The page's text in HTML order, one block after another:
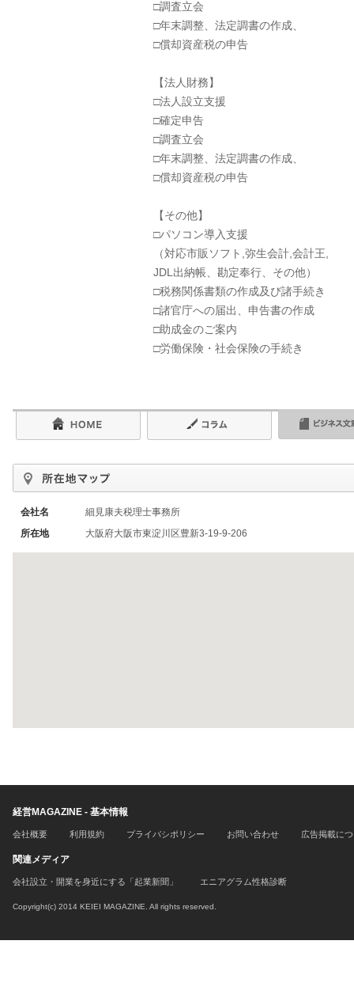
□調査立会
□年末調整、法定調書の作成、
□償却資産税の申告
【法人財務】
□法人設立支援
□確定申告
□調査立会
□年末調整、法定調書の作成、
□償却資産税の申告
【その他】
□パソコン導入支援
（対応市販ソフト,弥生会計,会計王,
JDL出納帳、勘定奉行、その他）
□税務関係書類の作成及び諸手続き
□諸官庁への届出、申告書の作成
□助成金のご案内
□労働保険・社会保険の手続き
会社名
細見康夫税理士事務所
所在地
大阪府大阪市東淀川区豊新3-19-9-206
経営MAGAZINE - 基本情報
会社概要 利用規約 プライバシポリシー お問い合わせ 広告掲載に
関連メディア
会社設立・開業を身近にする「起業新聞」 エニアグラム性格診断
Copyright(c) 2014 KEIEI MAGAZINE. All rights reserved.